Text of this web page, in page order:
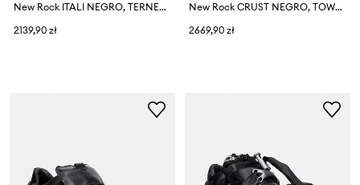
New Rock ITALI NEGRO, TERNERA NEGRO, PULIK NEGRO sneakersy damskie skórzane
2139,90 zł
New Rock CRUST NEGRO, TOWER NEGRO E14 buty damskie skórzane
2669,90 zł